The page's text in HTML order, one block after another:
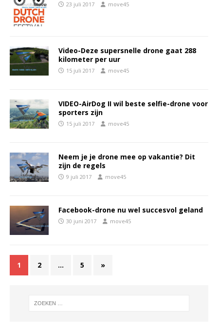
23 juli 2017 move45
Video-Deze supersnelle drone gaat 288
kilometer per uur
15 juli 2017 move45
VIDEO-AirDog II wil beste selfie-drone voor
sporters zijn
15 juli 2017 move45
Neem je je drone mee op vakantie? Dit
zijn de regels
9 juli 2017 move45
Facebook-drone nu wel succesvol geland
30 juni 2017 move45
1 2 … 5 »